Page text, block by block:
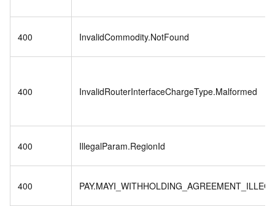
400 InvalidCommodity.NotFound
400 InvalidRouterInterfaceChargeType.Malformed
400 IllegalParam.RegionId
400